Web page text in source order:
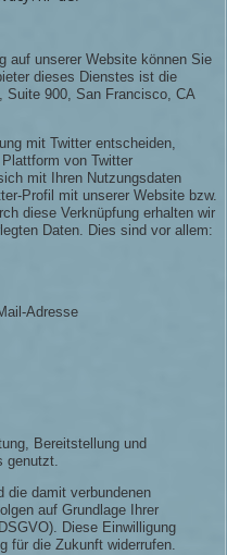
auf unserer Website können Sie
dieses Dienstes ist die
Suite 900, San Francisco, CA
mit Twitter entscheiden,
von Twitter
mit Ihren Nutzungsdaten
Profil mit unserer Website bzw.
diese Verknüpfung erhalten wir
Daten. Dies sind vor allem:
Adresse
Bereitstellung und
genutzt.
die damit verbundenen
auf Grundlage Ihrer
Diese Einwilligung
für die Zukunft widerrufen.